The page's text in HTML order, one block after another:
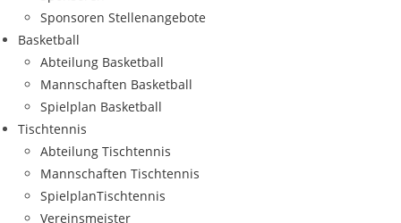
Spon­so­ren Stellenangebote
Bas­ket­ball
Abtei­lung Basketball
Mann­schaf­ten Basketball
Spiel­plan Basketball
Tisch­ten­nis
Abtei­lung Tischtennis
Mann­schaf­ten Tischtennis
Spiel­plan­Tisch­ten­nis
Ver­eins­meis­ter